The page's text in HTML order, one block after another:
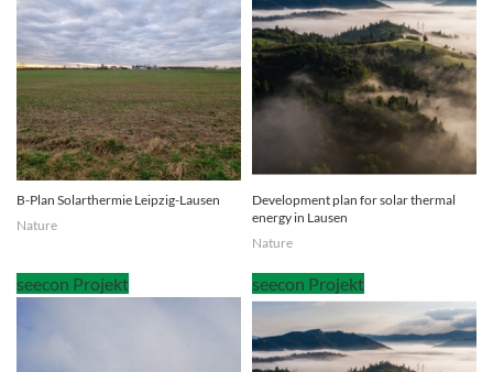
B-Plan Solarthermie Leipzig-Lausen
Nature
Development plan for solar thermal
energy in Lausen
Nature